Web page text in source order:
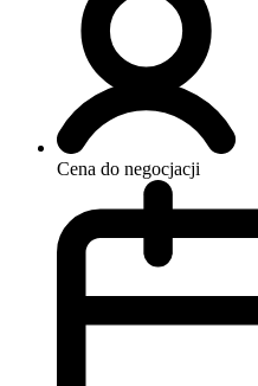
Cena do negocjacji